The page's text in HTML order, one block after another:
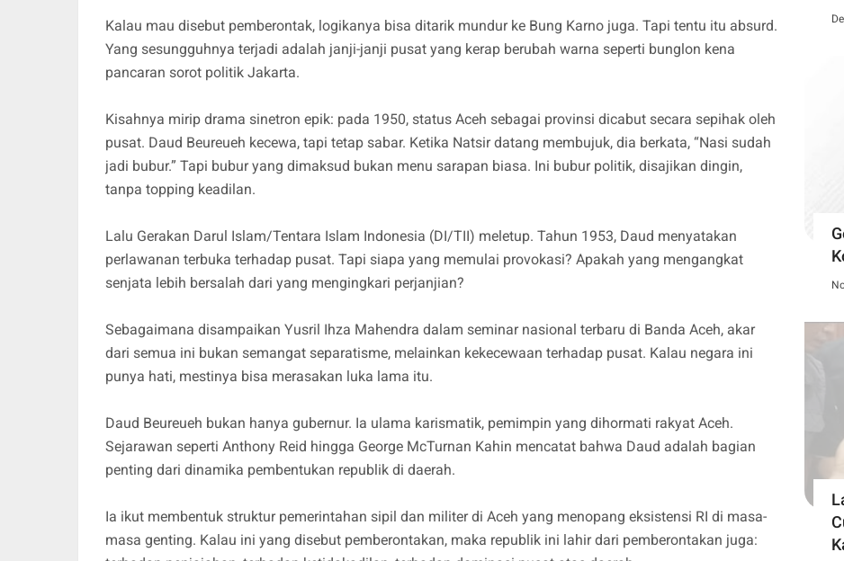
Kalau mau disebut pemberontak, logikanya bisa ditarik mundur ke Bung Karno juga. Tapi tentu itu absurd.
Yang sesungguhnya terjadi adalah janji-janji pusat yang kerap berubah warna seperti bunglon kena
pancaran sorot politik Jakarta.
Kisahnya mirip drama sinetron epik: pada 1950, status Aceh sebagai provinsi dicabut secara sepihak oleh
pusat. Daud Beureueh kecewa, tapi tetap sabar. Ketika Natsir datang membujuk, dia berkata, “Nasi sudah
jadi bubur.” Tapi bubur yang dimaksud bukan menu sarapan biasa. Ini bubur politik, disajikan dingin,
tanpa topping keadilan.
Lalu Gerakan Darul Islam/Tentara Islam Indonesia (DI/TII) meletup. Tahun 1953, Daud menyatakan
perlawanan terbuka terhadap pusat. Tapi siapa yang memulai provokasi? Apakah yang mengangkat
senjata lebih bersalah dari yang mengingkari perjanjian?
Sebagaimana disampaikan Yusril Ihza Mahendra dalam seminar nasional terbaru di Banda Aceh, akar
dari semua ini bukan semangat separatisme, melainkan kekecewaan terhadap pusat. Kalau negara ini
punya hati, mestinya bisa merasakan luka lama itu.
Daud Beureueh bukan hanya gubernur. Ia ulama karismatik, pemimpin yang dihormati rakyat Aceh.
Sejarawan seperti Anthony Reid hingga George McTurnan Kahin mencatat bahwa Daud adalah bagian
penting dari dinamika pembentukan republik di daerah.
Ia ikut membentuk struktur pemerintahan sipil dan militer di Aceh yang menopang eksistensi RI di masa-
masa genting. Kalau ini yang disebut pemberontakan, maka republik ini lahir dari pemberontakan juga: